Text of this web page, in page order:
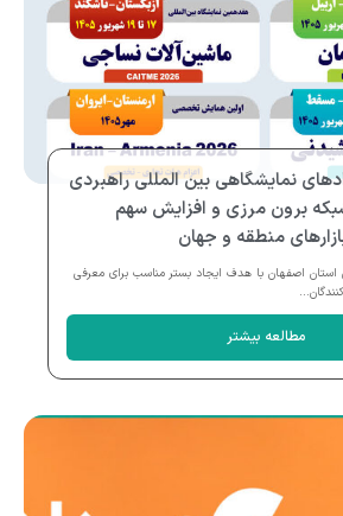
نمایشگاهی بین المللی راهبردی
برون مرزی و افزایش سهم
منطقه و جهان
استان اصفهان با هدف ایجاد بستر مناسب برای معرفی
مطالعه بیشتر